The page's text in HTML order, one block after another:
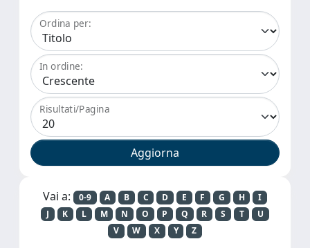
Ordina per:
In ordine:
Risultati/Pagina
Vai a: 0-9 A B C D E F G H
I
J
K L M N O P Q R S T
U
V
W X Y Z